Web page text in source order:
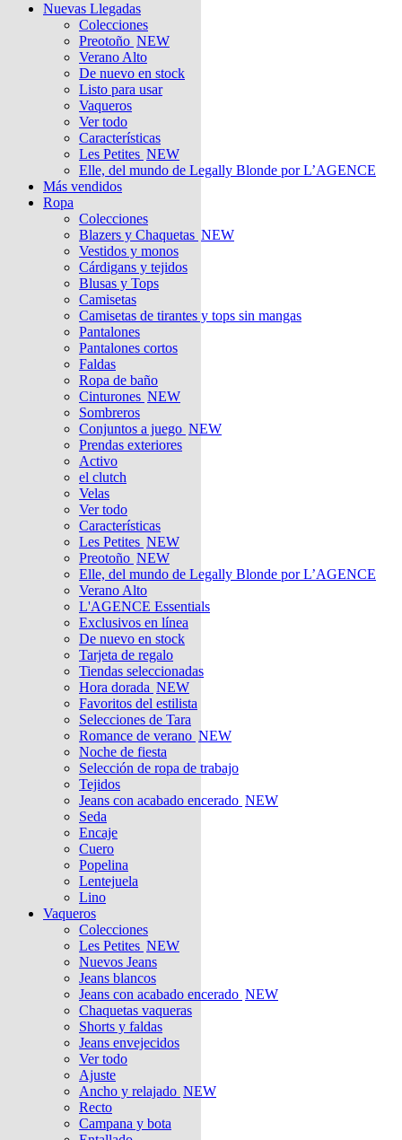
Nuevas Llegadas
Colecciones
Preotoño NEW
Verano Alto
De nuevo en stock
Listo para usar
Vaqueros
Ver todo
Características
Les Petites NEW
Elle, del mundo de Legally Blonde por L’AGENCE
Más vendidos
Ropa
Colecciones
Blazers y Chaquetas NEW
Vestidos y monos
Cárdigans y tejidos
Blusas y Tops
Camisetas
Camisetas de tirantes y tops sin mangas
Pantalones
Pantalones cortos
Faldas
Ropa de baño
Cinturones NEW
Sombreros
Conjuntos a juego NEW
Prendas exteriores
Activo
el clutch
Velas
Ver todo
Características
Les Petites NEW
Preotoño NEW
Elle, del mundo de Legally Blonde por L’AGENCE
Verano Alto
L'AGENCE Essentials
Exclusivos en línea
De nuevo en stock
Tarjeta de regalo
Tiendas seleccionadas
Hora dorada NEW
Favoritos del estilista
Selecciones de Tara
Romance de verano NEW
Noche de fiesta
Selección de ropa de trabajo
Tejidos
Jeans con acabado encerado NEW
Seda
Encaje
Cuero
Popelina
Lentejuela
Lino
Vaqueros
Colecciones
Les Petites NEW
Nuevos Jeans
Jeans blancos
Jeans con acabado encerado NEW
Chaquetas vaqueras
Shorts y faldas
Jeans envejecidos
Ver todo
Ajuste
Ancho y relajado NEW
Recto
Campana y bota